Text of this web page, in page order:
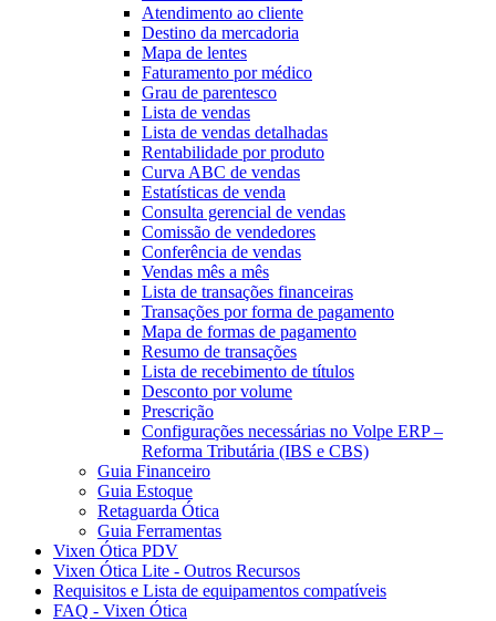
Atendimento ao cliente
Destino da mercadoria
Mapa de lentes
Faturamento por médico
Grau de parentesco
Lista de vendas
Lista de vendas detalhadas
Rentabilidade por produto
Curva ABC de vendas
Estatísticas de venda
Consulta gerencial de vendas
Comissão de vendedores
Conferência de vendas
Vendas mês a mês
Lista de transações financeiras
Transações por forma de pagamento
Mapa de formas de pagamento
Resumo de transações
Lista de recebimento de títulos
Desconto por volume
Prescrição
Configurações necessárias no Volpe ERP –
Reforma Tributária (IBS e CBS)
Guia Financeiro
Guia Estoque
Retaguarda Ótica
Guia Ferramentas
Vixen Ótica PDV
Vixen Ótica Lite - Outros Recursos
Requisitos e Lista de equipamentos compatíveis
FAQ - Vixen Ótica